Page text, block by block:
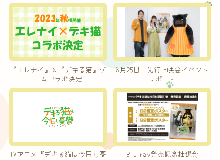
『エレナイ』＆『デキる猫』ゲ
ームコラボ決定
6月25日 先行上映会イベント
レポート
TVアニメ『デキる猫は今日も憂
Blu-ray発売記念抽選会